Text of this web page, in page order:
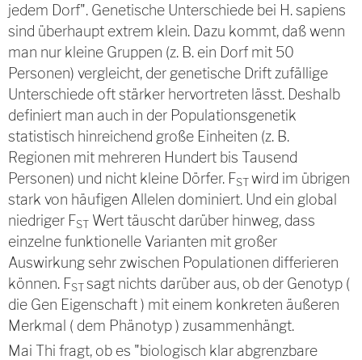
jedem Dorf". Genetische Unterschiede bei H. sapiens
sind überhaupt extrem klein. Dazu kommt, daß wenn
man nur kleine Gruppen (z. B. ein Dorf mit 50
Personen) vergleicht, der genetische Drift zufällige
Unterschiede oft stärker hervortreten lässt. Deshalb
definiert man auch in der Populationsgenetik
statistisch hinreichend große Einheiten (z. B.
Regionen mit mehreren Hundert bis Tausend
Personen) und nicht kleine Dörfer. FSTwird im übrigen
stark von häufigen Allelen dominiert. Und ein global
niedriger FST Wert täuscht darüber hinweg, dass
einzelne funktionelle Varianten mit großer
Auswirkung sehr zwischen Populationen differieren
können. FSTsagt nichts darüber aus, ob der Genotyp (
die Gen Eigenschaft ) mit einem konkreten äußeren
Merkmal ( dem Phänotyp ) zusammenhängt.
Mai Thi fragt, ob es "biologisch klar abgrenzbare